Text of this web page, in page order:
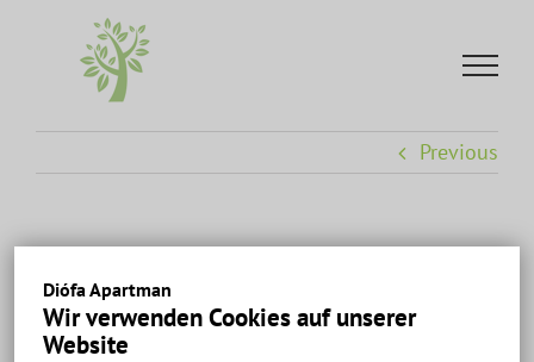
Diófa Apartman
Wir verwenden Cookies auf unserer
Website
Previous
alaprajz.